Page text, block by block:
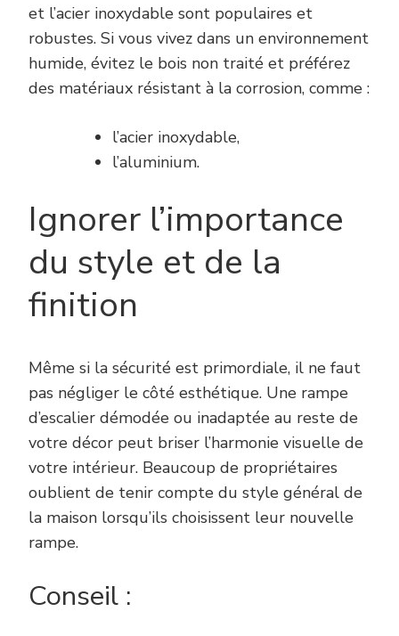
et l’acier inoxydable sont populaires et
robustes. Si vous vivez dans un environnement
humide, évitez le bois non traité et préférez
des matériaux résistant à la corrosion, comme :
l’acier inoxydable,
l’aluminium.
Ignorer l’importance
du style et de la
finition
Même si la sécurité est primordiale, il ne faut
pas négliger le côté esthétique. Une rampe
d’escalier démodée ou inadaptée au reste de
votre décor peut briser l’harmonie visuelle de
votre intérieur. Beaucoup de propriétaires
oublient de tenir compte du style général de
la maison lorsqu’ils choisissent leur nouvelle
rampe.
Conseil :